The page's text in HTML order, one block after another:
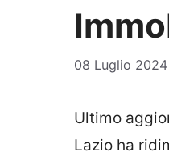
08 Luglio 2024
Ultimo
Lazio ha